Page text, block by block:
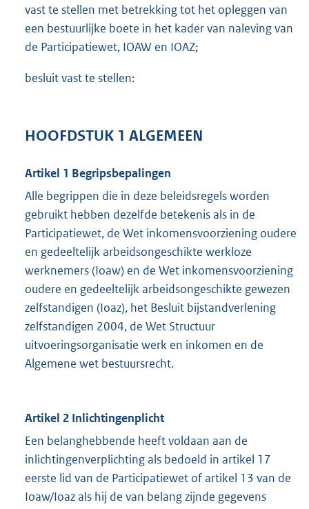
vast te stellen met betrekking tot het opleggen van
een bestuurlijke boete in het kader van naleving van
de Participatiewet, IOAW en IOAZ;
besluit vast te stellen:
HOOFDSTUK 1 ALGEMEEN
Artikel 1 Begripsbepalingen
Alle begrippen die in deze beleidsregels worden
gebruikt hebben dezelfde betekenis als in de
Participatiewet, de Wet inkomensvoorziening oudere
en gedeeltelijk arbeidsongeschikte werkloze
werknemers (Ioaw) en de Wet inkomensvoorziening
oudere en gedeeltelijk arbeidsongeschikte gewezen
zelfstandigen (Ioaz), het Besluit bijstandverlening
zelfstandigen 2004, de Wet Structuur
uitvoeringsorganisatie werk en inkomen en de
Algemene wet bestuursrecht.
Artikel 2 Inlichtingenplicht
Een belanghebbende heeft voldaan aan de
inlichtingenverplichting als bedoeld in artikel 17
eerste lid van de Participatiewet of artikel 13 van de
Ioaw/Ioaz als hij de van belang zijnde gegevens